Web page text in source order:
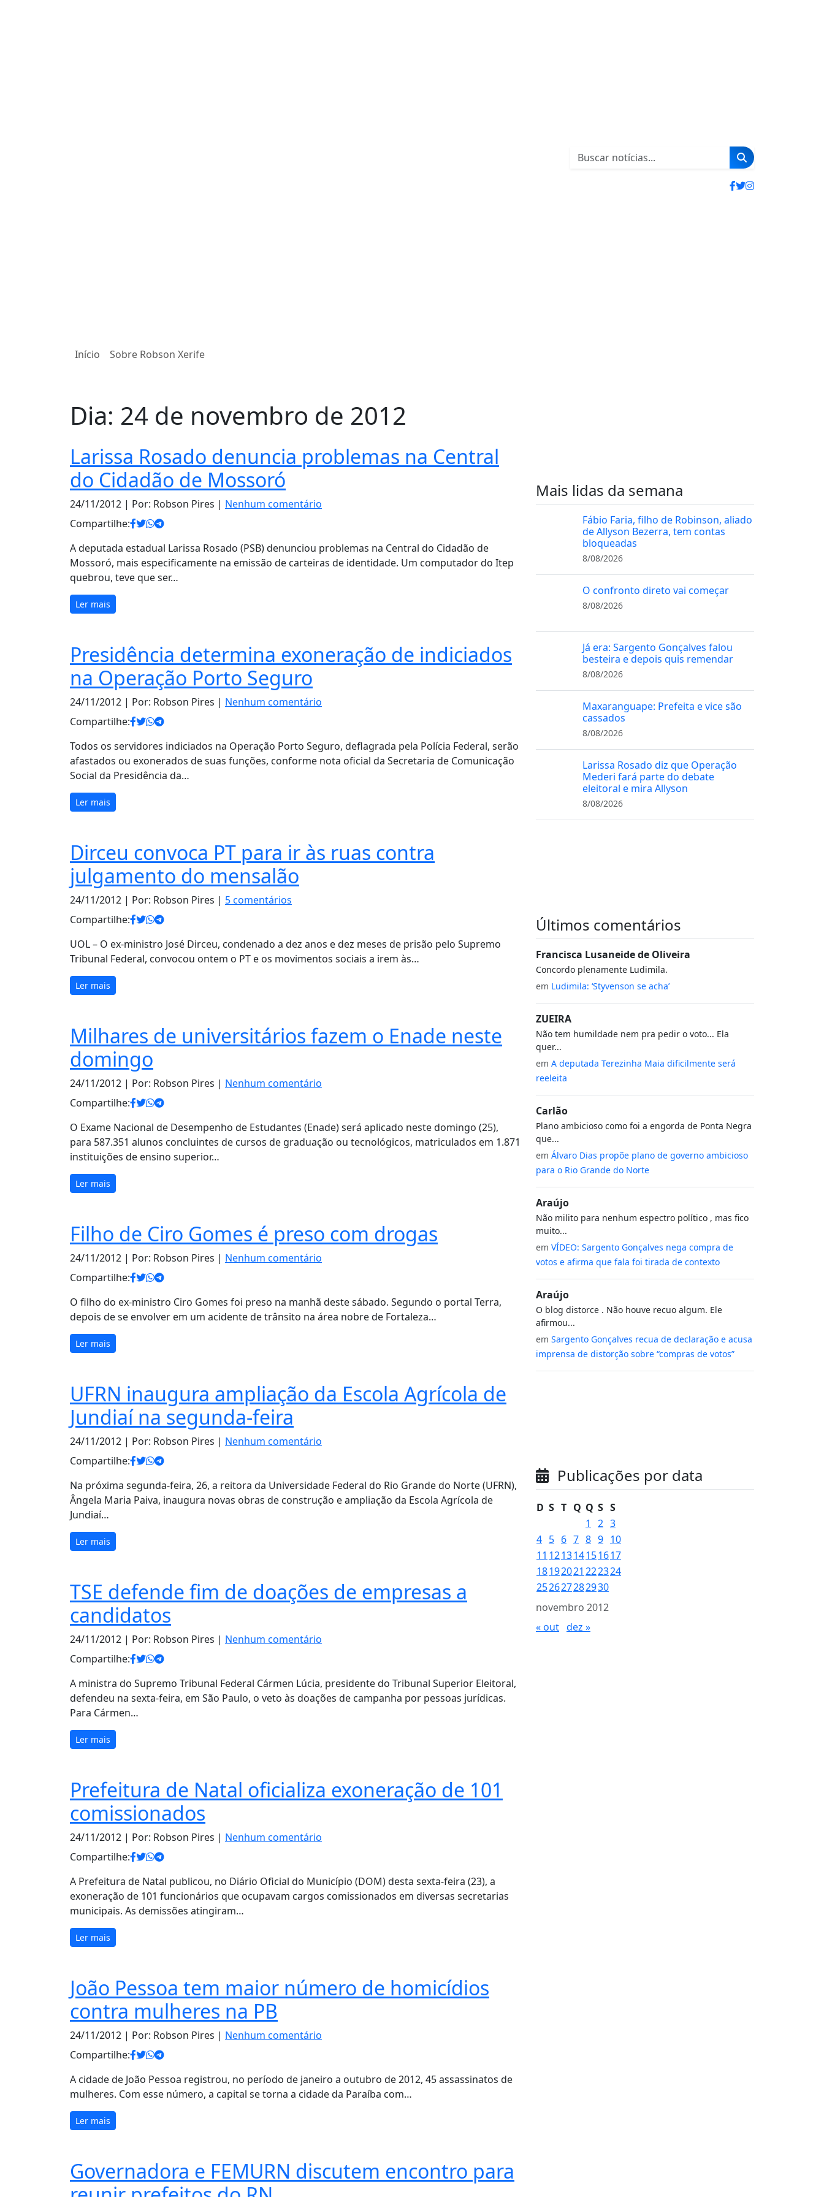
Início Sobre Robson Xerife
Dia: 24 de novembro de 2012
Larissa Rosado denuncia problemas na Central
do Cidadão de Mossoró
24/11/2012 | Por: Robson Pires | Nenhum comentário
Compartilhe:
A deputada estadual Larissa Rosado (PSB) denunciou problemas na Central do Cidadão de
Mossoró, mais especificamente na emissão de carteiras de identidade. Um computador do Itep
quebrou, teve que ser…
Ler mais
Presidência determina exoneração de indiciados
na Operação Porto Seguro
24/11/2012 | Por: Robson Pires | Nenhum comentário
Compartilhe:
Todos os servidores indiciados na Operação Porto Seguro, deflagrada pela Polícia Federal, serão
afastados ou exonerados de suas funções, conforme nota oficial da Secretaria de Comunicação
Social da Presidência da…
Ler mais
Dirceu convoca PT para ir às ruas contra
julgamento do mensalão
24/11/2012 | Por: Robson Pires | 5 comentários
Compartilhe:
UOL – O ex-ministro José Dirceu, condenado a dez anos e dez meses de prisão pelo Supremo
Tribunal Federal, convocou ontem o PT e os movimentos sociais a irem às…
Ler mais
Milhares de universitários fazem o Enade neste
domingo
24/11/2012 | Por: Robson Pires | Nenhum comentário
Compartilhe:
O Exame Nacional de Desempenho de Estudantes (Enade) será aplicado neste domingo (25),
para 587.351 alunos concluintes de cursos de graduação ou tecnológicos, matriculados em 1.871
instituições de ensino superior…
Ler mais
Filho de Ciro Gomes é preso com drogas
24/11/2012 | Por: Robson Pires | Nenhum comentário
Compartilhe:
O filho do ex-ministro Ciro Gomes foi preso na manhã deste sábado. Segundo o portal Terra,
depois de se envolver em um acidente de trânsito na área nobre de Fortaleza…
Ler mais
UFRN inaugura ampliação da Escola Agrícola de
Jundiaí na segunda-feira
24/11/2012 | Por: Robson Pires | Nenhum comentário
Compartilhe:
Na próxima segunda-feira, 26, a reitora da Universidade Federal do Rio Grande do Norte (UFRN),
Ângela Maria Paiva, inaugura novas obras de construção e ampliação da Escola Agrícola de
Jundiaí…
Ler mais
TSE defende fim de doações de empresas a
candidatos
24/11/2012 | Por: Robson Pires | Nenhum comentário
Compartilhe:
A ministra do Supremo Tribunal Federal Cármen Lúcia, presidente do Tribunal Superior Eleitoral,
defendeu na sexta-feira, em São Paulo, o veto às doações de campanha por pessoas jurídicas.
Para Cármen…
Ler mais
Prefeitura de Natal oficializa exoneração de 101
comissionados
24/11/2012 | Por: Robson Pires | Nenhum comentário
Compartilhe:
A Prefeitura de Natal publicou, no Diário Oficial do Município (DOM) desta sexta-feira (23), a
exoneração de 101 funcionários que ocupavam cargos comissionados em diversas secretarias
municipais. As demissões atingiram…
Ler mais
João Pessoa tem maior número de homicídios
contra mulheres na PB
24/11/2012 | Por: Robson Pires | Nenhum comentário
Compartilhe:
A cidade de João Pessoa registrou, no período de janeiro a outubro de 2012, 45 assassinatos de
mulheres. Com esse número, a capital se torna a cidade da Paraíba com…
Ler mais
Governadora e FEMURN discutem encontro para
Mais lidas da semana
Fábio Faria, filho de Robinson, aliado
de Allyson Bezerra, tem contas
bloqueadas
8/08/2026
O confronto direto vai começar
8/08/2026
Já era: Sargento Gonçalves falou
besteira e depois quis remendar
8/08/2026
Maxaranguape: Prefeita e vice são
cassados
8/08/2026
Larissa Rosado diz que Operação
Mederi fará parte do debate
eleitoral e mira Allyson
8/08/2026
Últimos comentários
Francisca Lusaneide de Oliveira
Concordo plenamente Ludimila.
em Ludimila: ‘Styvenson se acha’
ZUEIRA
Não tem humildade nem pra pedir o voto... Ela
quer...
em A deputada Terezinha Maia dificilmente será
reeleita
Carlão
Plano ambicioso como foi a engorda de Ponta Negra
que...
em Álvaro Dias propõe plano de governo ambicioso
para o Rio Grande do Norte
Araújo
Não milito para nenhum espectro político , mas fico
muito...
em VÍDEO: Sargento Gonçalves nega compra de
votos e afirma que fala foi tirada de contexto
Araújo
O blog distorce . Não houve recuo algum. Ele
afirmou...
em Sargento Gonçalves recua de declaração e acusa
imprensa de distorção sobre “compras de votos”
Publicações por data
novembro 2012
D S T Q Q S S
1
2 3
4 5 6 7 8 9 10
11 121314151617
18192021 222324
252627282930
« out dez »